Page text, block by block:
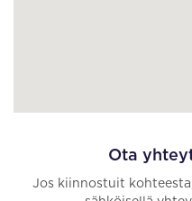
Ota
Jos kiinnostuit